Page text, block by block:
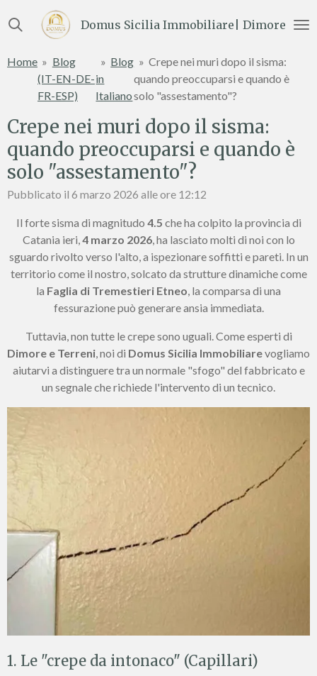
al
principale
Domus Sicilia Immobiliare| Dimore e
Home » Blog
(IT-EN-DE-
FR-ESP)
» Blog
in
Italiano
» Crepe nei muri dopo il sisma:
quando preoccuparsi e quando è
solo "assestamento"?
Crepe nei muri dopo il sisma:
quando preoccuparsi e quando è
solo "assestamento"?
Pubblicato il 6 marzo 2026 alle ore 12:12
Il forte sisma di magnitudo 4.5 che ha colpito la provincia di
Catania ieri, 4 marzo 2026, ha lasciato molti di noi con lo
sguardo rivolto verso l'alto, a ispezionare soffitti e pareti. In un
territorio come il nostro, solcato da strutture dinamiche come
la Faglia di Tremestieri Etneo , la comparsa di una
fessurazione può generare ansia immediata.
Tuttavia, non tutte le crepe sono uguali. Come esperti di
Dimore e Terreni , noi di Domus Sicilia Immobiliarevogliamo
aiutarvi a distinguere tra un normale "sfogo" del fabbricato e
un segnale che richiede l'intervento di un tecnico.
1. Le "crepe da intonaco" (Capillari)